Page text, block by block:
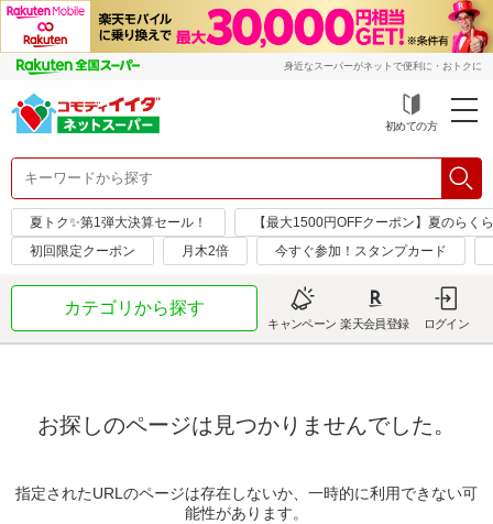
身近なスーパーがネットで便利に・おトクに
初めての方
夏トク✨第1弾大決算セール！
【最大1500円OFFクーポン】夏のらく
初回限定クーポン
月木2倍 今すぐ参加！スタンプカード
カテゴリから探す
キャンペーン 楽天会員登録 ログイン
お探しのページは見つかりませんでした。
指定されたURLのページは存在しないか、一時的に利用できない可
能性があります。